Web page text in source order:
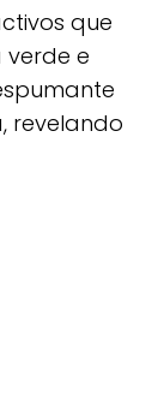
que
verde e
revelando